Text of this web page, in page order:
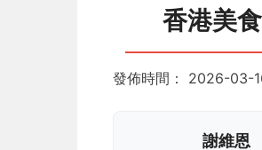
香港美
發佈時間： 2026-03-
謝維恩